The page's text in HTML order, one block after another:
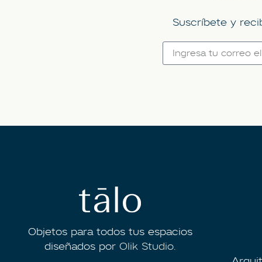
Suscríbete y
Objetos para todos tus espacios
diseñados por Olik Studio.